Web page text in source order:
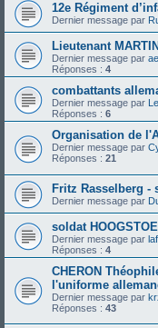
12e Régiment
Dernier message par
Lieutenant
Dernier message par
Réponses : 4
combattants
Dernier message par
Réponses : 6
Organisation de
Dernier message par
Réponses : 21
Fritz Rasselberg -
Dernier message par
soldat
Dernier message par
Réponses : 4
CHERON
l'uniforme
Dernier message par
Réponses : 43